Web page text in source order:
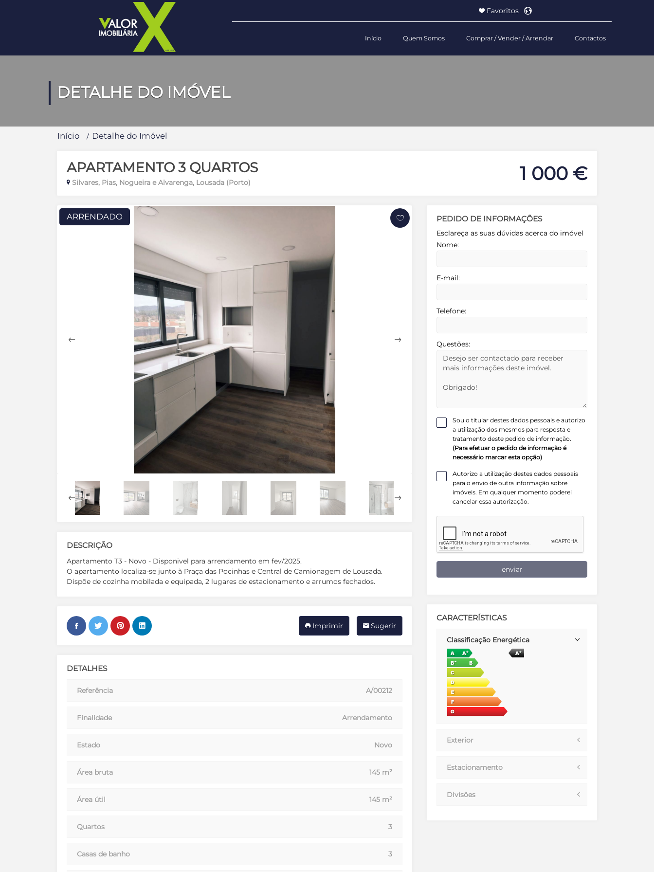
Favoritos
Início Quem Somos Comprar / Vender / Arrendar Contactos
DETALHE DO IMÓVEL
Início Detalhe do Imóvel
APARTAMENTO 3 QUARTOS
Silvares, Pias, Nogueira e Alvarenga, Lousada (Porto) 1 000 €
ARRENDADO
DESCRIÇÃO
Apartamento T3 - Novo - Disponivel para arrendamento em fev/2025.
O apartamento localiza-se junto à Praça das Pocinhas e Central de Camionagem de Lousada.
Dispõe de cozinha mobilada e equipada, 2 lugares de estacionamento e arrumos fechados.
Sugerir
Imprimir
DETALHES
Referência A/00212
Finalidade Arrendamento
Estado Novo
Área bruta 145 m²
Área útil 145 m²
Quartos 3
Casas de banho 3
PEDIDO DE INFORMAÇÕES
Esclareça as suas dúvidas acerca do imóvel
Nome:
E-mail:
Telefone:
Questões:
Sou o titular destes dados pessoais e autorizo
a utilização dos mesmos para resposta e
tratamento deste pedido de informação.
(Para efetuar o pedido de informação é
necessário marcar esta opção)
Autorizo a utilização destes dados pessoais
para o envio de outra informação sobre
imóveis. Em qualquer momento poderei
cancelar essa autorização.
enviar
CARACTERÍSTICAS
Classificação Energética
Exterior
Estacionamento
Divisões